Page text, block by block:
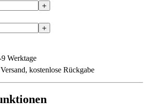
Werktage
kostenlose Rückgabe